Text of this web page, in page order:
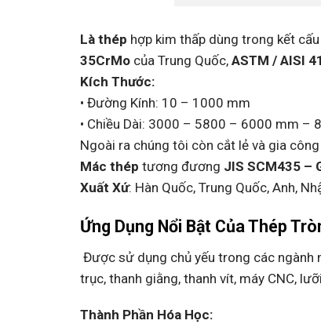
Là thép hợp kim thấp dùng trong kết
35CrMo của Trung Quốc, ASTM / AISI
Kích Thước:
• Đường Kính: 10 – 1000 mm
• Chiều Dài: 3000 – 5800 – 6000 mm –
Ngoài ra chúng tôi còn cắt lẻ và gia
Mác thép tương đương JIS SCM435 –
Xuất Xứ: Hàn Quốc, Trung Quốc, Anh,
Ứng Dụng Nổi Bật Của Thép
Được sử dụng chủ yếu trong các ngành
trục, thanh giằng, thanh vít, máy CNC,
Thành Phần Hóa Học: